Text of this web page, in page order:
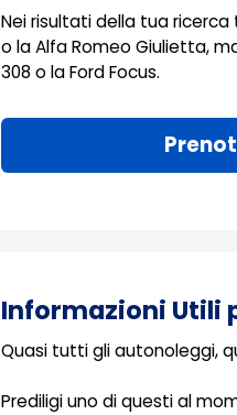
Nei risultati della tua
o la Alfa Romeo Giulietta,
308 o la Ford Focus.
Informazioni Utili
Quasi tutti gli autonoleggi,
Prediligi uno di questi al